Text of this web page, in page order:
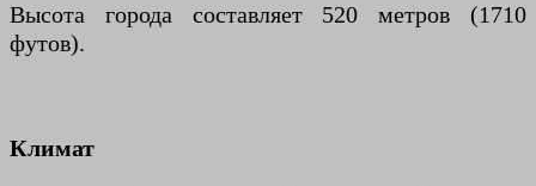
Высота города составляет 520 метров (1710
футов).
Климат